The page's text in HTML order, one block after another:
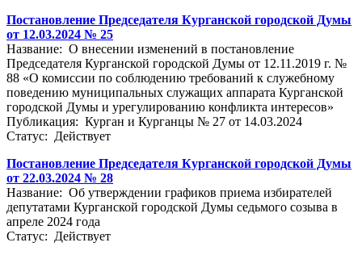
Постановление Председателя Курганской городской Думы
от 12.03.2024 № 25
Название: О внесении изменений в постановление
Председателя Курганской городской Думы от 12.11.2019 г. №
88 «О комиссии по соблюдению требований к служебному
поведению муниципальных служащих аппарата Курганской
городской Думы и урегулированию конфликта интересов»
Публикация: Курган и Курганцы № 27 от 14.03.2024
Статус: Действует
Постановление Председателя Курганской городской Думы
от 22.03.2024 № 28
Название: Об утверждении графиков приема избирателей
депутатами Курганской городской Думы седьмого созыва в
апреле 2024 года
Статус: Действует